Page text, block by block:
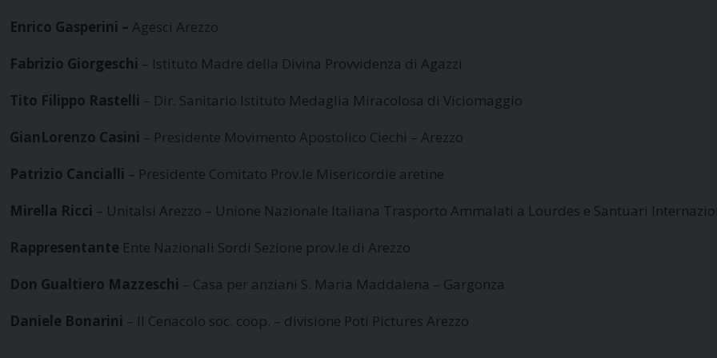
Enrico Gasperini – Agesci Arezzo
Fabrizio Giorgeschi – Istituto Madre della Divina Provvidenza di Agazzi
Tito Filippo Rastelli – Dir. Sanitario Istituto Medaglia Miracolosa di Viciomaggio
GianLorenzo Casini – Presidente Movimento Apostolico Ciechi – Arezzo
Patrizio Cancialli – Presidente Comitato Prov.le Misericordie aretine
Mirella Ricci – Unitalsi Arezzo – Unione Nazionale Italiana Trasporto Ammalati a Lourdes e Santuari
Rappresentante Ente Nazionali Sordi Sezione prov.le di Arezzo
Don Gualtiero Mazzeschi – Casa per anziani S. Maria Maddalena – Gargonza
Daniele Bonarini – Il Cenacolo soc. coop. – divisione Poti Pictures Arezzo